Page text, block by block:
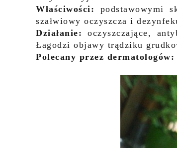
Właściwości: podstawowymi
szałwiowy oczyszcza i
Działanie: oczyszczające,
Łagodzi objawy trądziku
Polecany przez dermatologów: